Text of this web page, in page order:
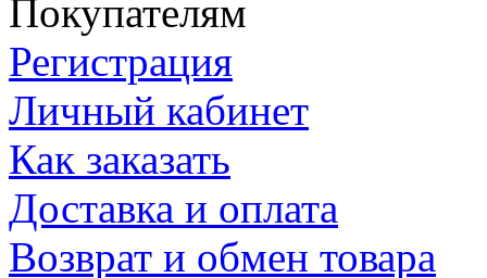
Покупателям
Регистрация
Личный кабинет
Как заказать
Доставка и оплата
Возврат и обмен товара